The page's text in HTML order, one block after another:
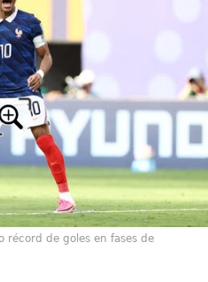
récord de goles en fases de